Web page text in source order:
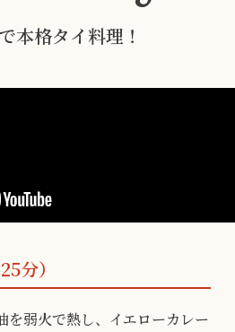
本格タイ料理！
分）
弱火で熱し、イエローカレー